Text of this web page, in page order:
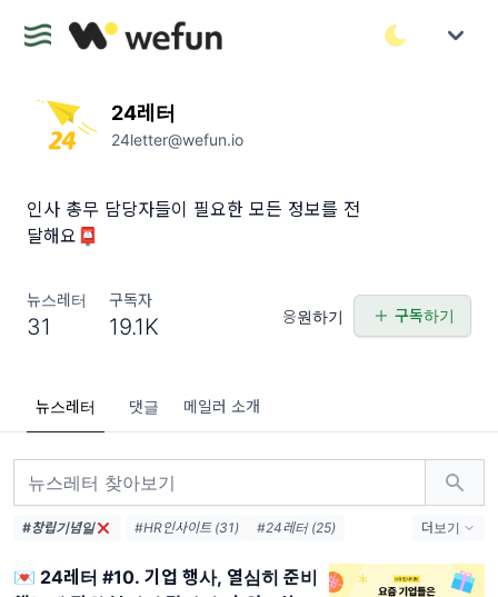
24레터
24letter@wefun.io
인사 총무 담당자들이 필요한 모든 정보를 전
달해요📮
뉴스레터
31
구독자
19.1K 응원하기 구독하기
뉴스레터 댓글 메일러 소개
#창립기념일 #HR인사이트 (31)
#24레터 (25)
#선물24 (7)
#HR뉴스레터 (6)
더보기
💌 24레터 #10. 기업 행사, 열심히 준비